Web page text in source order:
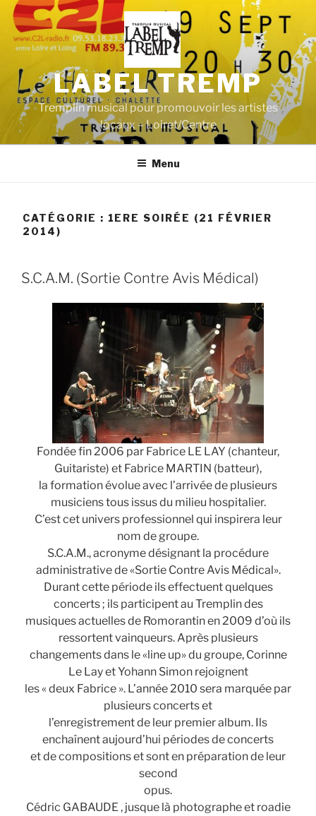
Aller
contenu
LABEL TREMP
Tremplin musical pour promouvoir les artistes
locaux – Loiret/Centre
Menu
CATÉGORIE : 1ERE SOIRÉE (21 FÉVRIER
2014)
S.C.A.M. (Sortie Contre Avis Médical)
Fondée fin 2006 par Fabrice LE LAY (chanteur,
Guitariste) et Fabrice MARTIN (batteur),
la formation évolue avec l’arrivée de plusieurs
musiciens tous issus du milieu hospitalier.
C’est cet univers professionnel qui inspirera leur
nom de groupe.
S.C.A.M., acronyme désignant la procédure
administrative de «Sortie Contre Avis Médical».
Durant cette période ils effectuent quelques
concerts ; ils participent au Tremplin des
musiques actuelles de Romorantin en 2009 d’où ils
ressortent vainqueurs. Après plusieurs
changements dans le «line up» du groupe, Corinne
Le Lay et Yohann Simon rejoignent
les « deux Fabrice ». L’année 2010 sera marquée par
plusieurs concerts et
l’enregistrement de leur premier album. Ils
enchaînent aujourd’hui périodes de concerts
et de compositions et sont en préparation de leur
second
opus.
Cédric GABAUDE , jusque là photographe et roadie